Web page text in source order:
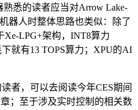
悉的读者应当对Arrow Lake-
器人时整体思路也类似：除了
Xe-LPG+架构，INT8算力
就有13 TOPS算力；XPU的AI
者，可以去阅读今年CES期间
；至于涉及实时控制的相关数